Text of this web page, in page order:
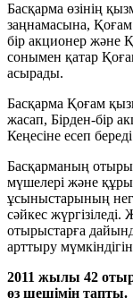
Басқарма өзінің
заңнамасына,
бір акционер және
сонымен қатар
асырады.
Басқарма Қоғам
жасап, Бірден-бір
Кеңесіне есеп
Басқарманың
мүшелері және
ұсыныстарының
сәйкес
отырыстарға
арттыру
2011 жылы 42
өз шешімін тапты.